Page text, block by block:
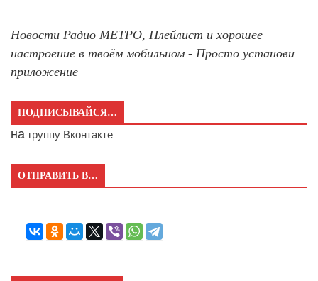
Новости Радио МЕТРО, Плейлист и хорошее
настроение в твоём мобильном - Просто установи
приложение
ПОДПИСЫВАЙСЯ…
на группу Вконтакте
ОТПРАВИТЬ В…